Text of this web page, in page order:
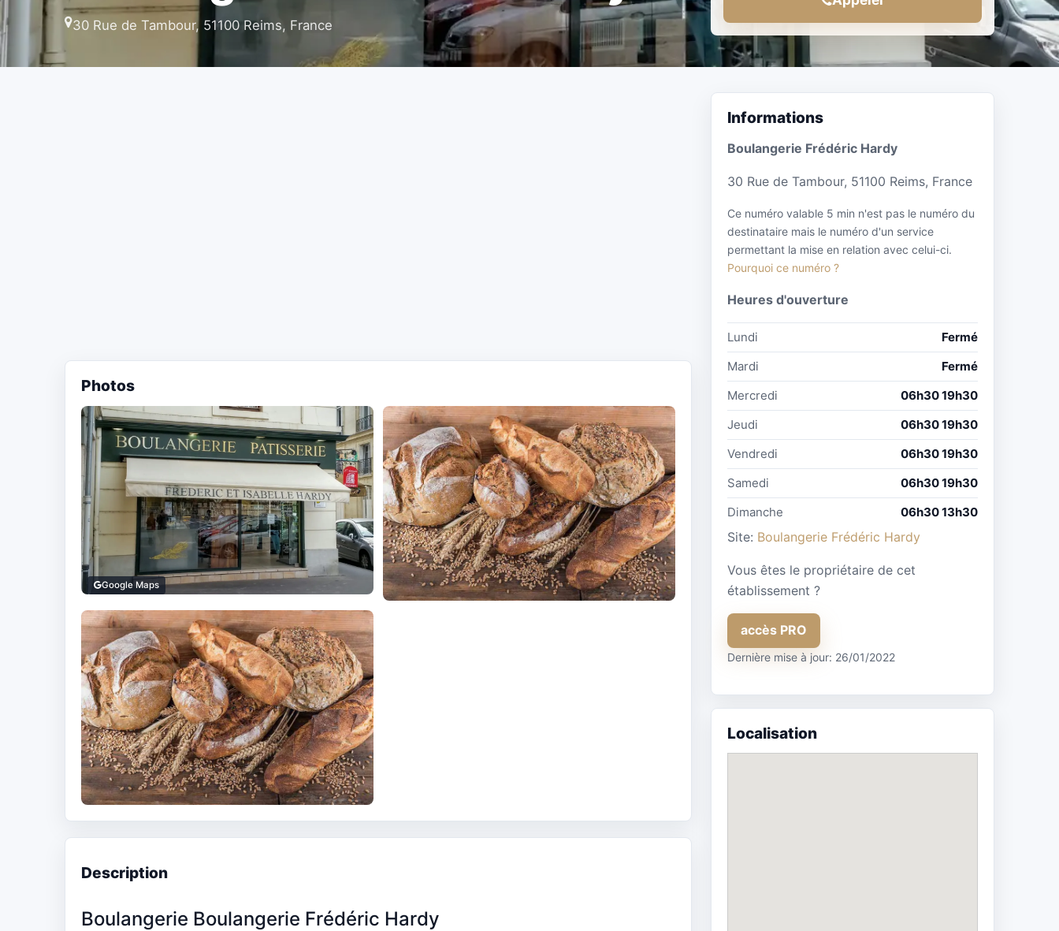
30 Rue de Tambour, 51100 Reims, France
Photos
Google Maps
Description
Boulangerie Boulangerie Frédéric Hardy
Informations
Boulangerie Frédéric Hardy
30 Rue de Tambour, 51100 Reims, France
Ce numéro valable 5 min n'est pas le numéro du
destinataire mais le numéro d'un service
permettant la mise en relation avec celui-ci.
Pourquoi ce numéro ?
Heures d'ouverture
Lundi
Fermé
Mardi
Fermé
Mercredi
06h30 19h30
Jeudi
06h30 19h30
Vendredi
06h30 19h30
Samedi
06h30 19h30
Dimanche
06h30 13h30
Site: Boulangerie Frédéric Hardy
Vous êtes le propriétaire de cet
établissement ?
accès PRO
Dernière mise à jour: 26/01/2022
Localisation